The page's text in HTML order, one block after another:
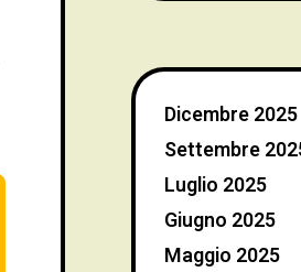
Dicembre 2025
Settembre
Luglio 2025
Giugno 2025
Maggio 2025